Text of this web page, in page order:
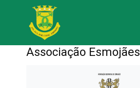
Associação Esmojães